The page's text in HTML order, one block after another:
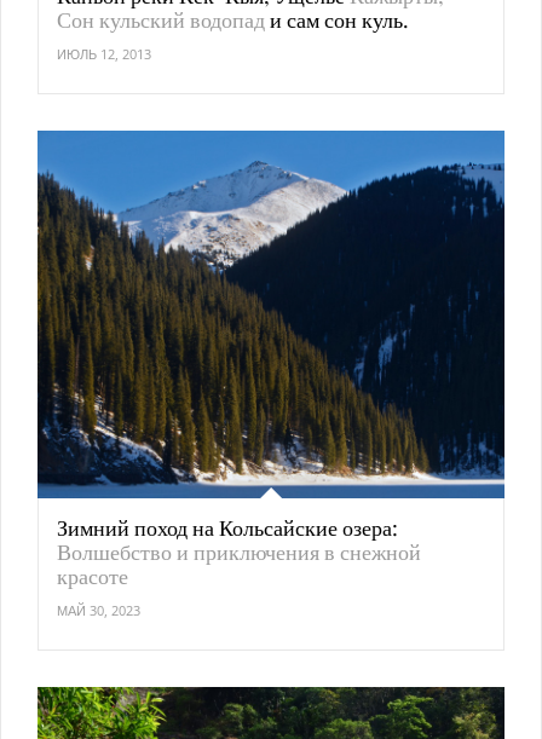
Сон кульский водопади сам сон куль.
ИЮЛЬ 12, 2013
Зимний поход на Кольсайские озера:
Волшебство и приключения в снежной
красоте
МАЙ 30, 2023